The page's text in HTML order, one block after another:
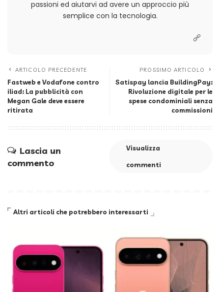
passioni ed aiutarvi ad avere un approccio più
semplice con la tecnologia.
ARTICOLO PRECEDENTE
Fastweb e Vodafone contro
iliad: La pubblicità con
Megan Gale deve essere
ritirata
PROSSIMO ARTICOLO
Satispay lancia BuildingPay:
Rivoluzione digitale per le
spese condominiali senza
commissioni
Lascia un
commento
Visualizza
commenti
Altri articoli che potrebbero interessarti